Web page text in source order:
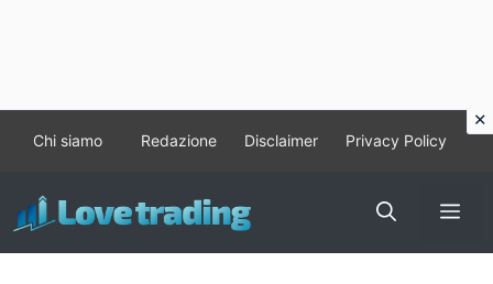
contenuto
Chi siamo Redazione Disclaimer Privacy Policy